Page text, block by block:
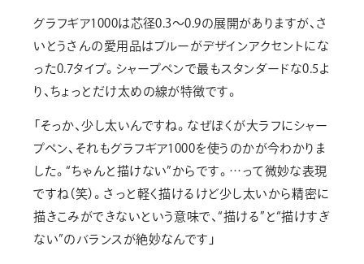
グラフギア1000は芯径0.3〜0.9の展開がありますが、さ
いとうさんの愛用品はブルーがデザインアクセントにな
った0.7タイプ。シャープペンで最もスタンダードな0.5よ
り、ちょっとだけ太めの線が特徴です。
「そっか、少し太いんですね。なぜぼくが大ラフにシャー
プペン、それもグラフギア1000を使うのかが今わかりま
した。“ちゃんと描けない”からです。…って微妙な表現
ですね（笑）。さっと軽く描けるけど少し太いから精密に
描きこみができないという意味で、“描ける”と“描けすぎ
ない”のバランスが絶妙なんです」